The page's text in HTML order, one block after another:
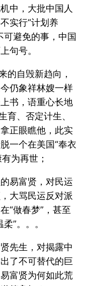
中，大批中国人
实行“计划养
可避免的事，中国
句号。
的自毁新趋向，
仍象祥林嫂一样
书，语重心长地
育、否定计生、
正眼瞧他，此实
一个在美国“奉衣
为再世；
易富贤，对民运
大骂民运反对派
“做春梦”，甚至
”。。。
先生，对揭露中
了不可替代的巨
富贤为何如此荒